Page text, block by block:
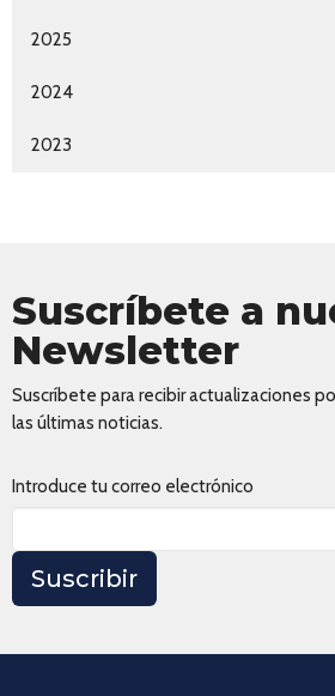
2025
2024
2023
Suscríbete a
Newsletter
Suscríbete para recibir actualizaciones
las últimas noticias.
Introduce tu correo electrónico
Suscribir